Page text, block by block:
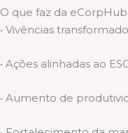
O que faz da
• Vivências
• Ações alinhadas ao
• Aumento de